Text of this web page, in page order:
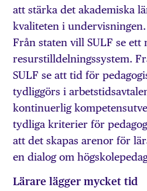
att stärka det akademiska
kvaliteten i undervisningen.
Från staten vill SULF se ett
resurstilldelningssystem.
SULF se att tid för
tydliggörs i
kontinuerlig
tydliga kriterier för
att det skapas arenor för
en dialog om
Lärare lägger mycket tid